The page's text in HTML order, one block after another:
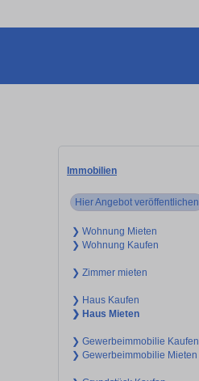
Immobilien
Hier Angebot veröffentlichen
❯ Wohnung Mieten
❯ Wohnung Kaufen
❯ Zimmer mieten
❯ Haus Kaufen
❯ Haus Mieten
❯ Gewerbeimmobilie Kaufen
❯ Gewerbeimmobilie Mieten